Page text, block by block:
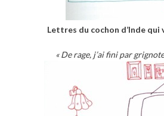
Lettres du cochon d’Inde
« De rage, j’ai fini par